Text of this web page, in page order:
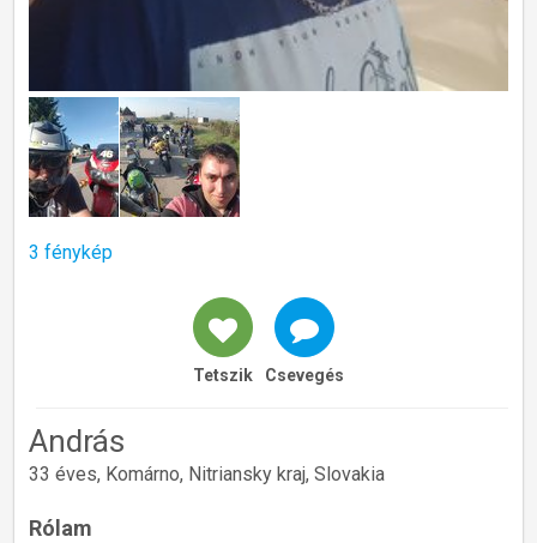
3 fénykép
Tetszik Csevegés
András
33 éves, Komárno, Nitriansky kraj, Slovakia
Rólam